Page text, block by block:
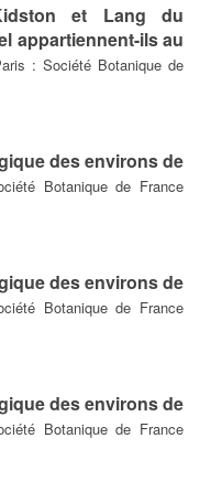
et Lang du
appartiennent-ils au
: Société Botanique de
des environs de
Botanique de France
des environs de
Botanique de France
des environs de
Botanique de France